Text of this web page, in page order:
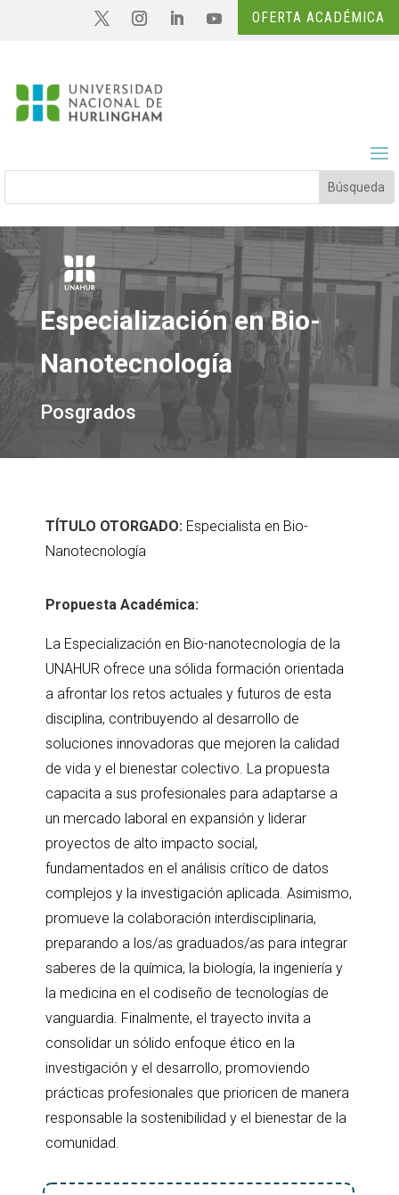
OFERTA ACADÉMICA
Especialización en Bio-
Nanotecnología
Posgrados
TÍTULO OTORGADO: Especialista en Bio-
Nanotecnología
Propuesta Académica:
La Especialización en Bio-nanotecnología de la
UNAHUR ofrece una sólida formación orientada
a afrontar los retos actuales y futuros de esta
disciplina, contribuyendo al desarrollo de
soluciones innovadoras que mejoren la calidad
de vida y el bienestar colectivo. La propuesta
capacita a sus profesionales para adaptarse a
un mercado laboral en expansión y liderar
proyectos de alto impacto social,
fundamentados en el análisis crítico de datos
complejos y la investigación aplicada. Asimismo,
promueve la colaboración interdisciplinaria,
preparando a los/as graduados/as para integrar
saberes de la química, la biología, la ingeniería y
la medicina en el codiseño de tecnologías de
vanguardia. Finalmente, el trayecto invita a
consolidar un sólido enfoque ético en la
investigación y el desarrollo, promoviendo
prácticas profesionales que prioricen de manera
responsable la sostenibilidad y el bienestar de la
comunidad.